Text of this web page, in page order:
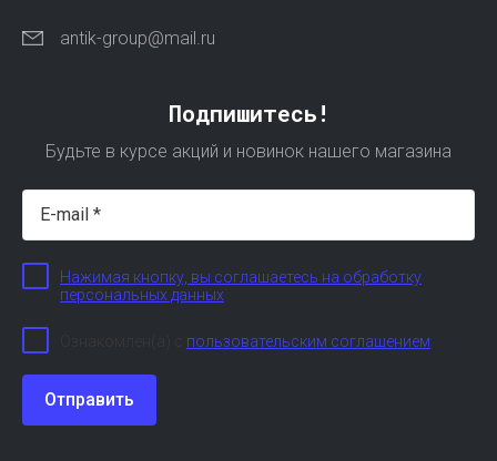
antik-group@mail.ru
Подпишитесь!
Будьте в курсе акций и новинок нашего магазина
Нажимая кнопку, вы соглашаетесь на обработку
персональных данных
пользовательским соглашением
Отправить